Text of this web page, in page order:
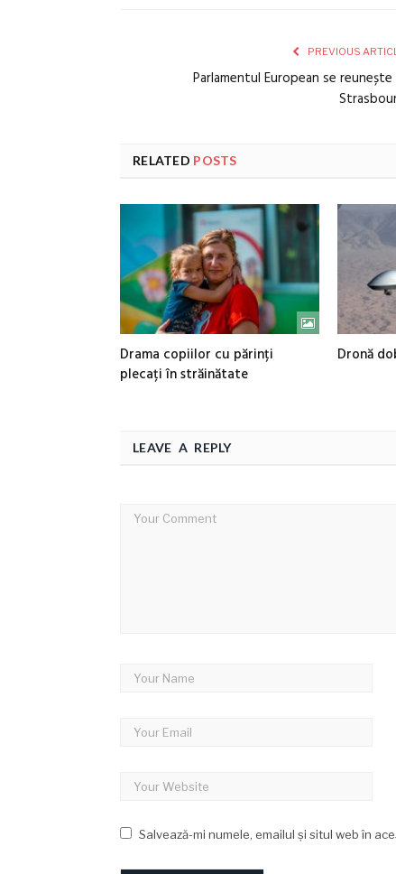
PREVIOUS
Parlamentul European se reunește
RELATED POSTS
Drama copiilor cu părinți
plecați în străinătate
Dronă
LEAVE A REPLY
Salvează-mi numele, emailul și situl web în